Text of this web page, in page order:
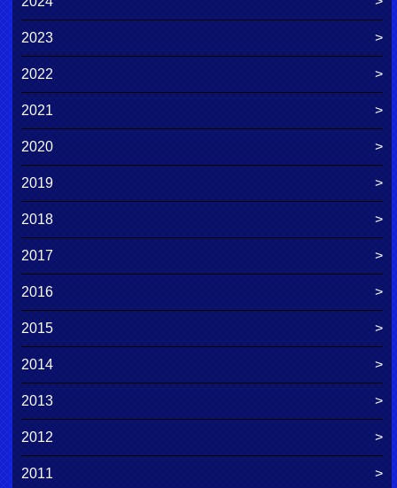
2023
2022
2021
2020
2019
2018
2017
2016
2015
2014
2013
2012
2011